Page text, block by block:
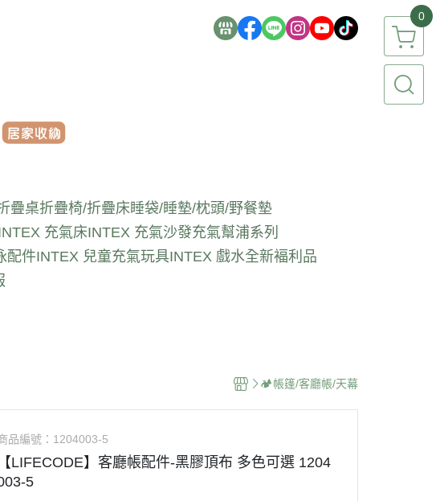
0
疊桌折疊椅/折疊床睡袋/睡墊/枕頭/野餐墊
充氣床INTEX 充氣沙發充氣幫浦系列
配件INTEX 兒童充氣玩具INTEX 戲水全新褔利品
🏕️帳篷/客廳帳/天幕
品編號： 1204003-5
【LIFECODE】客廳帳配件-黑膠頂布 多色可選 1204
5